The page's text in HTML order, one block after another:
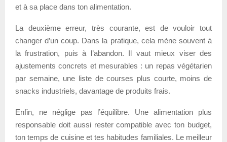
et à sa place dans ton alimentation.
La deuxième erreur, très courante, est de vouloir tout
changer d’un coup. Dans la pratique, cela mène souvent à
la frustration, puis à l’abandon. Il vaut mieux viser des
ajustements concrets et mesurables : un repas végétarien
par semaine, une liste de courses plus courte, moins de
snacks industriels, davantage de produits frais.
Enfin, ne néglige pas l’équilibre. Une alimentation plus
responsable doit aussi rester compatible avec ton budget,
ton temps de cuisine et tes habitudes familiales. Le meilleur